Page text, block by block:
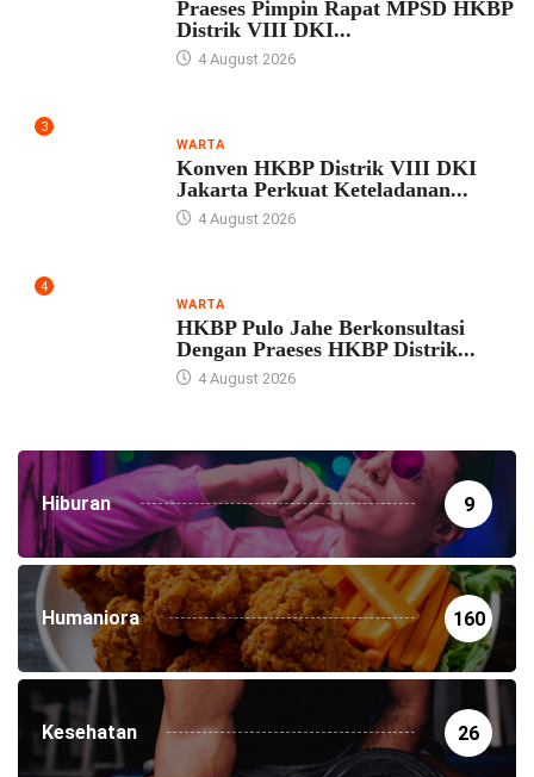
Praeses Pimpin Rapat MPSD HKBP
Distrik VIII DKI...
4 August 2026
3
WARTA
Konven HKBP Distrik VIII DKI
Jakarta Perkuat Keteladanan...
4 August 2026
4
WARTA
HKBP Pulo Jahe Berkonsultasi
Dengan Praeses HKBP Distrik...
4 August 2026
Hiburan 9
Humaniora 160
Kesehatan 26